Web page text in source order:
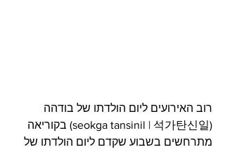
רוב האירועים ליום הולדתו של בודהה
(seokga tansinil | 석가탄신일) בקוריאה
מתרחשים בשבוע שקדם ליום הולדתו של